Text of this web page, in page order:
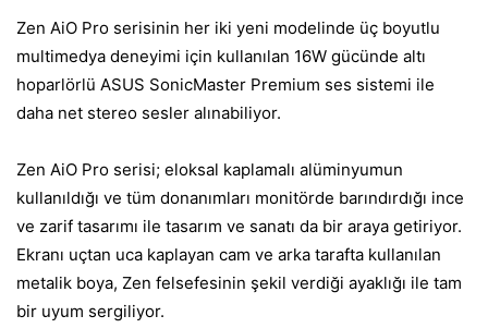
Zen AiO Pro serisinin her iki yeni modelinde üç boyutlu
multimedya deneyimi için kullanılan 16W gücünde altı
hoparlörlü ASUS SonicMaster Premium ses sistemi ile
daha net stereo sesler alınabiliyor.
Zen AiO Pro serisi; eloksal kaplamalı alüminyumun
kullanıldığı ve tüm donanımları monitörde barındırdığı ince
ve zarif tasarımı ile tasarım ve sanatı da bir araya getiriyor.
Ekranı uçtan uca kaplayan cam ve arka tarafta kullanılan
metalik boya, Zen felsefesinin şekil verdiği ayaklığı ile tam
bir uyum sergiliyor.